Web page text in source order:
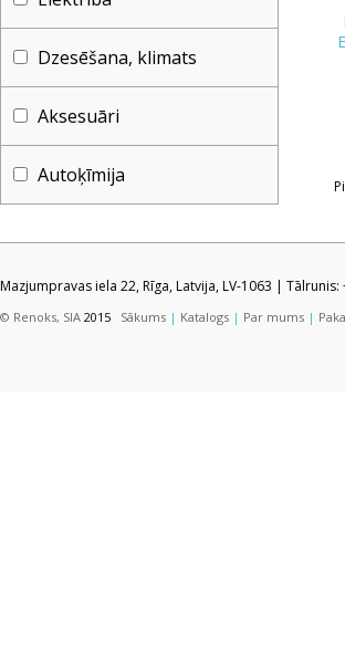
Dzesēšana, klimats
Aksesuāri
Autoķīmija
Mazjumpravas iela 22, Rīga, Latvija, LV-1063 |
© Renoks, SIA 2015 Sākums | Katalogs | Par mums |